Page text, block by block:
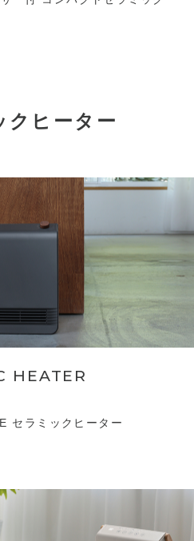
クヒーター
HEATER
セラミックヒーター